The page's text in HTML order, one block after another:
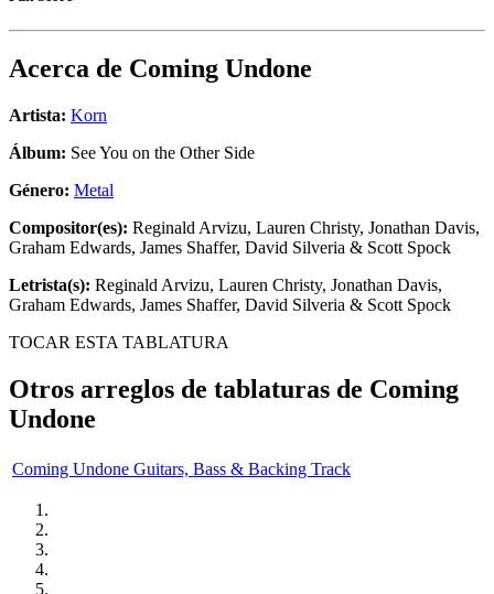
Acerca de Coming Undone
Artista: Korn
Álbum: See You on the Other Side
Género: Metal
Compositor(es): Reginald Arvizu, Lauren Christy, Jonathan Davis,
Graham Edwards, James Shaffer, David Silveria & Scott Spock
Letrista(s): Reginald Arvizu, Lauren Christy, Jonathan Davis,
Graham Edwards, James Shaffer, David Silveria & Scott Spock
TOCAR ESTA TABLATURA
Otros arreglos de tablaturas de Coming
Undone
Coming Undone Guitars, Bass & Backing Track